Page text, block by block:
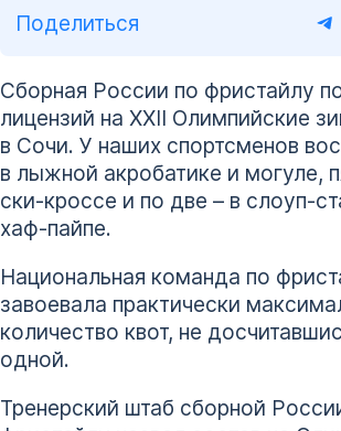
Поделиться
Сборная России по фристайлу
лицензий на XXII Олимпийские
в Сочи. У наших спортсменов
в лыжной акробатике и могуле,
ски-кроссе и по две – в слоуп-
хаф-пайпе.
Национальная команда по
завоевала практически
количество квот, не
одной.
Тренерский штаб сборной